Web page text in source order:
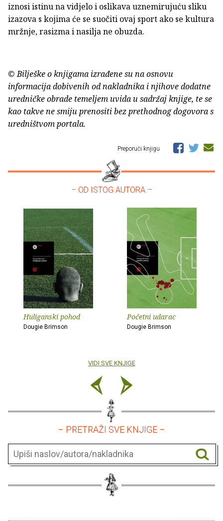
iznosi istinu na vidjelo i oslikava uznemirujuću sliku
izazova s kojima će se suočiti ovaj sport ako se kultura
mržnje, rasizma i nasilja ne obuzda.
© Bilješke o knjigama izrađene su na osnovu
informacija dobivenih od nakladnika i njihove dodatne
uredničke obrade temeljem uvida u sadržaj knjige, te se
kao takve ne smiju prenositi bez prethodnog dogovora s
uredništvom portala.
Preporuči knjigu
– OD ISTOG AUTORA –
Huliganski pohod
Dougie Brimson
Početni udarac
Dougie Brimson
VIDI SVE KNJIGE
– PRETRAŽI SVE KNJIGE –